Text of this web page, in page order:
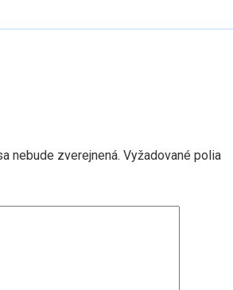
nebude zverejnená. Vyžadované polia